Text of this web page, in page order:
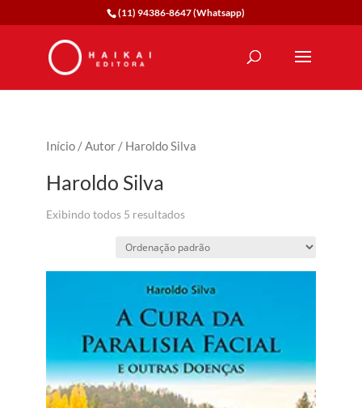
(11) 94386-8647 (Whatsapp)
Início/Autor/ Haroldo Silva
Haroldo Silva
Exibindo todos 5 resultados